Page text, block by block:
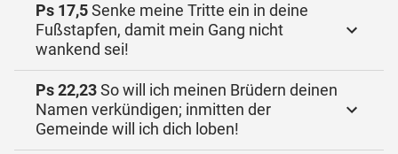
Ps 17,5Senke meine Tritte ein in deine
Fußstapfen, damit mein Gang nicht
wankend sei!
Ps 22,23So will ich meinen Brüdern deinen
Namen verkündigen; inmitten der
Gemeinde will ich dich loben!